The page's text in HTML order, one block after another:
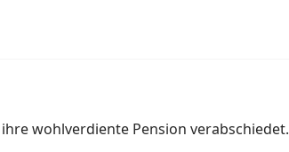
wohlverdiente Pension verabschiedet.